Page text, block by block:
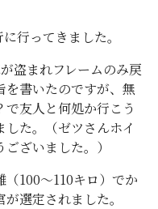
行ってきました。
盗まれフレームのみ戻
を書いたのですが、無
友人と何処か行こう
た。（ゼツさんホイ
ざいました。）
100〜110キロ）でか
選定されました。